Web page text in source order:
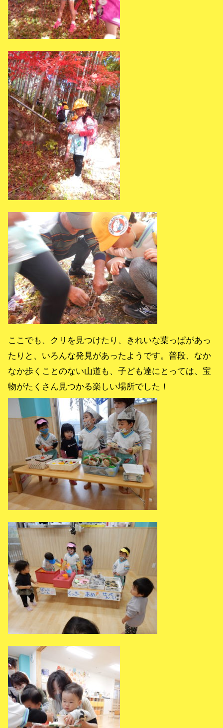
ここでも、クリを見つけたり、きれいな葉っぱがあっ
たりと、いろんな発見があったようです。普段、なか
なか歩くことのない山道も、子ども達にとっては、宝
物がたくさん見つかる楽しい場所でした！